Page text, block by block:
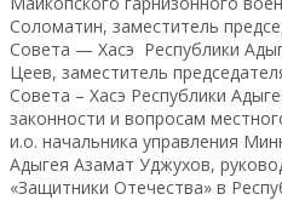
Соломатин, заместитель
Совета — Хасэ Республики
Цеев, заместитель
Совета – Хасэ Республики
законности и вопросам
и.о. начальника управления
Адыгея Азамат Уджухов,
«Защитники Отечества» в